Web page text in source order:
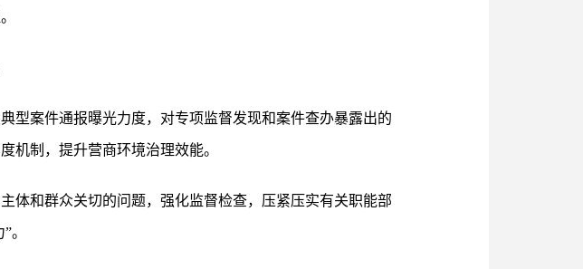
型案件通报曝光力度，对专项监督发现和案件查办暴露出的
机制，提升营商环境治理效能。
体和群众关切的问题，强化监督检查，压紧压实有关职能部
。